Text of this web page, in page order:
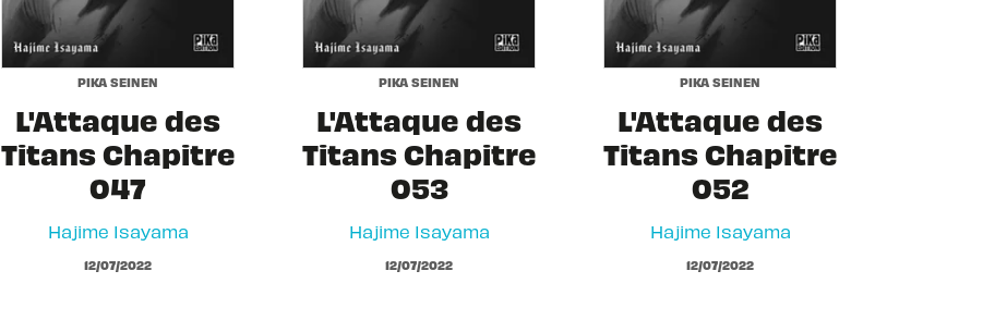
PIKA SEINEN
L'Attaque des
Titans Chapitre
047
Hajime Isayama
12/07/2022
PIKA SEINEN
L'Attaque des
Titans Chapitre
053
Hajime Isayama
12/07/2022
PIKA SEINEN
L'Attaque des
Titans Chapitre
052
Hajime Isayama
12/07/2022